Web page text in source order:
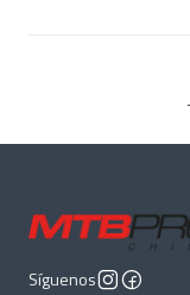
Síguenos